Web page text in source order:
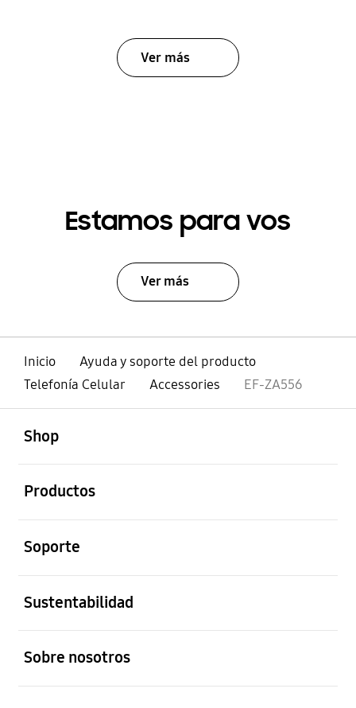
Ver más
Estamos para vos
Ver más
Inicio
Ayuda y soporte del producto
Telefonía Celular
Accessories EF-ZA556
Shop
Productos
Soporte
Sustentabilidad
Sobre nosotros